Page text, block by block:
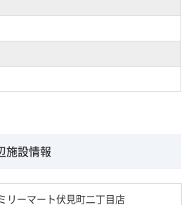
施設情報
リーマート伏見町二丁目店